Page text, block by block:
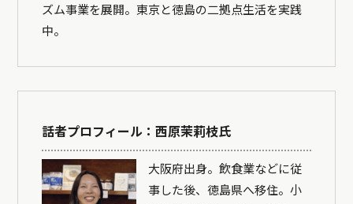
ズム事業を展開。東京と徳島の二拠点生活を実践
中。
話者プロフィール：西原茉莉枝氏
大阪府出身。飲食業などに従
事した後、徳島県へ移住。小